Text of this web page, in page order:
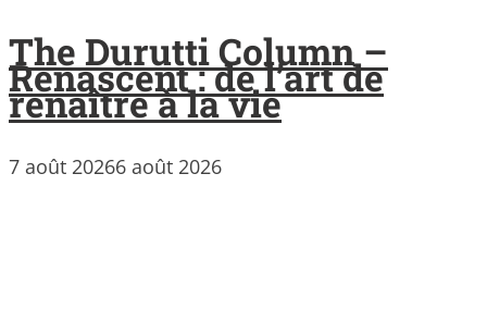
The Durutti Column –
Renascent : de l’art de
renaître à la vie
7 août 20266 août 2026